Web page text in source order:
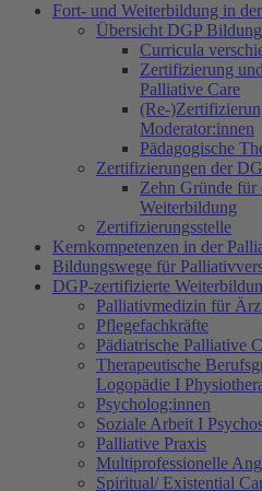
Fort- und Weiterbildung in
Übersicht DGP
Curricula
Zertifizierung
Palliative Care
(Re-
Moderator:innen
Pädagogische
Zertifizierungen der
Zehn Gründe
Weiterbildung
Zertifizierungsstelle
Kernkompetenzen in der
Bildungswege für
DGP-zertifizierte
Palliativmedizin für
Pflegefachkräfte
Pädiatrische Palliative
Therapeutische
Logopädie I
Psycholog:innen
Soziale Arbeit I
Palliative Praxis
Multiprofessionelle
Spiritual/ Existential